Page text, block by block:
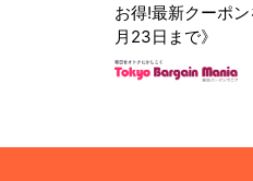
お得!最新クーポ
月23日まで》